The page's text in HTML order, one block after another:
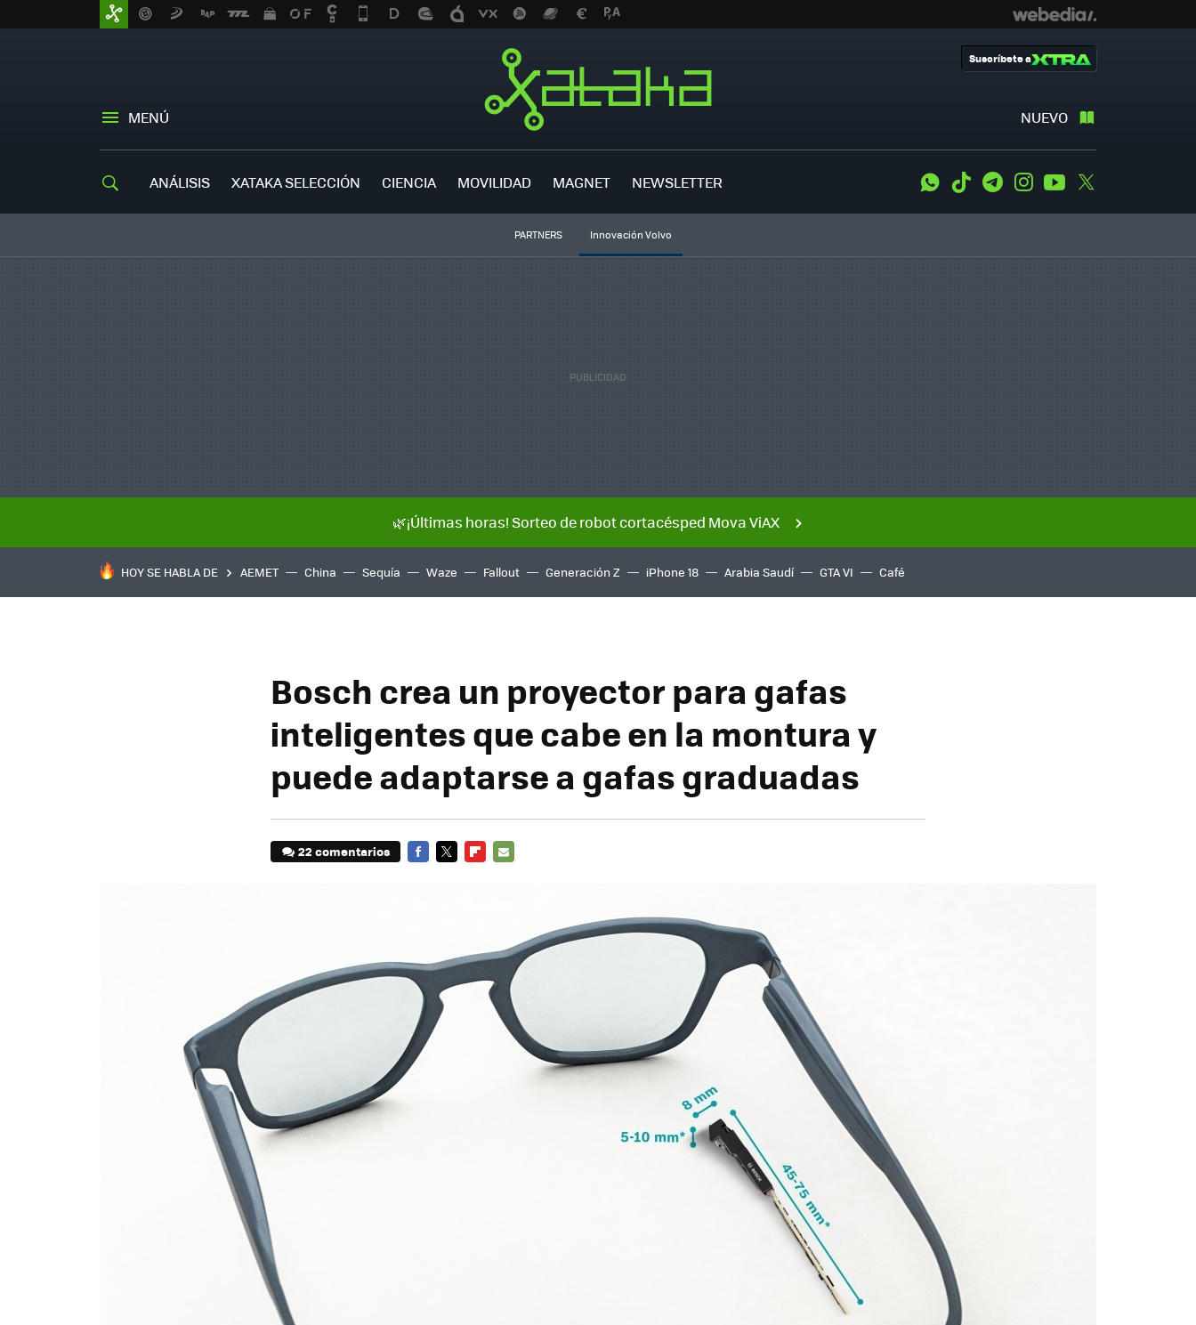
MENÚ NUEVO
Suscríbete a
ANÁLISIS XATAKA SELECCIÓN CIENCIA MOVILIDAD MAGNET NEWSLETTER WhatsApp
Tiktok TelegramInstagramYoutube
PARTNERS Innovación Volvo
🌿¡Últimas horas! Sorteo de robot cortacésped Mova ViAX
HOY SE HABLA DE AEMET China Sequía Waze Fallout Generación Z iPhone 18 Arabia Saudí GTA VI Café
Bosch crea un proyector para gafas
inteligentes que cabe en la montura y
puede adaptarse a gafas graduadas
22 comentarios